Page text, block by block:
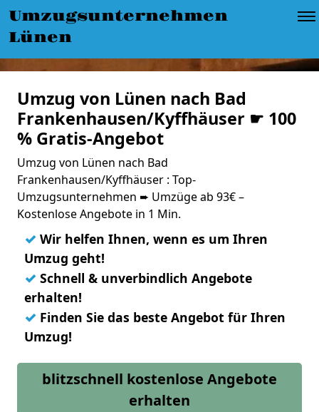
Umzugsunternehmen
Lünen
Umzug von Lünen nach Bad
Frankenhausen/Kyffhäuser ☛ 100
% Gratis-Angebot
Umzug von Lünen nach Bad
Frankenhausen/Kyffhäuser : Top-
Umzugsunternehmen ➨ Umzüge ab 93€ –
Kostenlose Angebote in 1 Min.
✓ Wir helfen Ihnen, wenn es um Ihren
Umzug geht!
✓ Schnell & unverbindlich Angebote
erhalten!
✓ Finden Sie das beste Angebot für Ihren
Umzug!
blitzschnell kostenlose Angebote
erhalten